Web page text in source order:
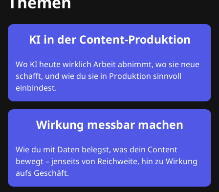
KI in der Content-Produktion
Wo KI heute wirklich Arbeit abnimmt, wo sie neue
schafft, und wie du sie in Produktion sinnvoll
einbindest.
Wirkung messbar machen
Wie du mit Daten belegst, was dein Content
bewegt – jenseits von Reichweite, hin zu Wirkung
aufs Geschäft.